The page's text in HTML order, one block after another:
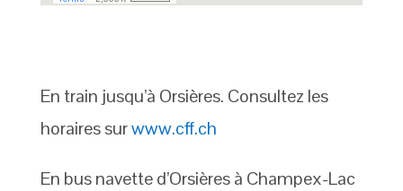
En train jusqu’à Orsières. Consultez les
horaires surwww.cff.ch
En bus navette d’Orsières à Champex-Lac